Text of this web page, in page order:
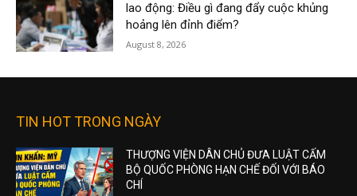
lao động: Điều gì đang đẩy cuộc khủng
hoảng lên đỉnh điểm?
August 8, 2026
TIN HOT TRONG NGÀY
THƯỢNG VIỆN DÂN CHỦ ĐƯA LUẬT CẤM
BỘ QUỐC PHÒNG HẠN CHẾ ĐỐI VỚI BÁO
CHÍ